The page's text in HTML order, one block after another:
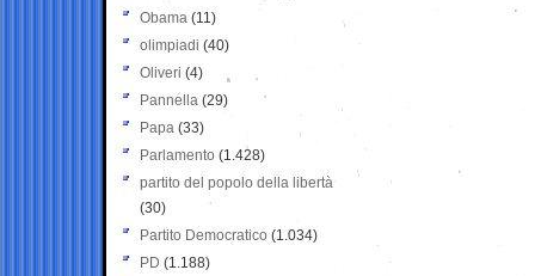
Obama (11)
olimpiadi (40)
Oliveri (4)
Pannella (29)
Papa (33)
Parlamento (1.428)
partito del popolo della libertà
(30)
Partito Democratico (1.034)
PD (1.188)